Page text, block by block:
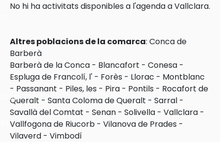
No hi ha activitats disponibles a l'agenda a Vallclara.
Altres poblacions de la comarca: Conca de
Barberà
Barberà de la Conca - Blancafort - Conesa -
Espluga de Francolí, l' - Forès - Llorac - Montblanc
- Passanant - Piles, les - Pira - Pontils - Rocafort de
Queralt - Santa Coloma de Queralt - Sarral -
Savallà del Comtat - Senan - Solivella - Vallclara -
Vallfogona de Riucorb - Vilanova de Prades -
Vilaverd - Vimbodí